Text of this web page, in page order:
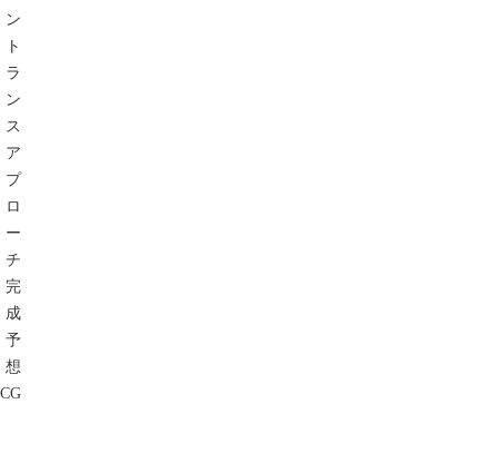
ン
ト
ラ
ン
ス
ア
プ
ロ
ー
チ
完
成
予
想
CG